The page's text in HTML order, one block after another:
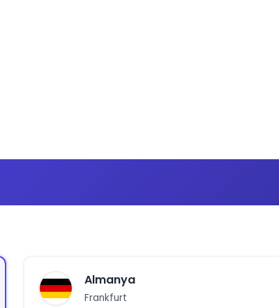
Almanya
Frankfurt